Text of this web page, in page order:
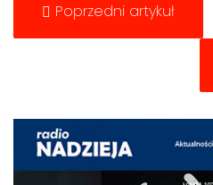
Poprzedni artykuł